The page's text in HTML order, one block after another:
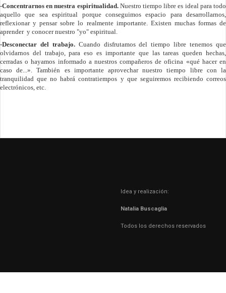
-Concentrarnos en nuestra espiritualidad.Nuestro tiempo libre es ideal para todo
aquello que sea espiritual porque conseguimos espacio para desarrollarnos,
reflexionar y pensar sobre lo realmente importante. Existen muchas formas de
aprender y conocer nuestro "yo" espiritual.
-Desconectar del trabajo.Cuando disfrutamos del tiempo libre tenemos que
olvidarnos del trabajo, para eso es importante que las tareas queden hechas,
cerradas o hayamos informado a nuestros compañeros de oficina «qué hacer en
caso de...». También es importante aprovechar nuestro tiempo libre con la
tranquilidad que no habrá contratiempos y que seguiremos recibiendo correos
electrónicos, etc.
Idea y realización:
Natalia Buscaglia
Todos los derechos reservados